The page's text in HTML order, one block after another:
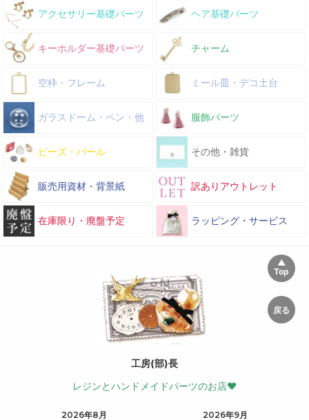
アクセサリー基礎パーツ ヘア基礎パーツ
キーホルダー基礎パーツ チャーム
空枠・フレーム ミール皿・デコ土台
ガラスドーム・ペン・他 服飾パーツ
ビーズ・パール その他・雑貨
販売用資材・背景紙 訳ありアウトレット
在庫限り・廃盤予定 ラッピング・サービス
工房(部)長
レジンとハンドメイドパーツのお店♥
2026年8月 2026年9月